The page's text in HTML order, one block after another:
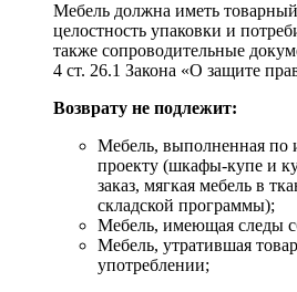
Мебель должна иметь
целостность упаковки и
также сопроводительные
4 ст. 26.1 Закона «О защите
Возврату не подлежит:
Мебель, выполненная по
проекту (шкафы-купе и
заказ, мягкая мебель в
складской программы);
Мебель, имеющая следы
Мебель, утратившая
употреблении;